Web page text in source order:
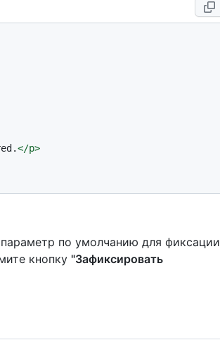
</p>
по умолчанию для фиксации
кнопку "Зафиксировать